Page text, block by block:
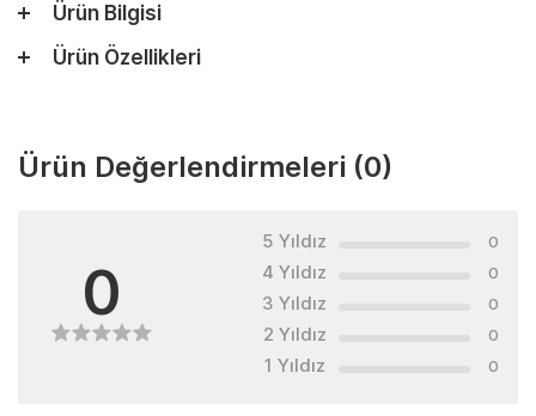
Ürün Bilgisi
Ürün Özellikleri
Ürün Değerlendirmeleri (0)
0
5 Yıldız 0
4 Yıldız 0
3 Yıldız 0
2 Yıldız 0
1 Yıldız 0